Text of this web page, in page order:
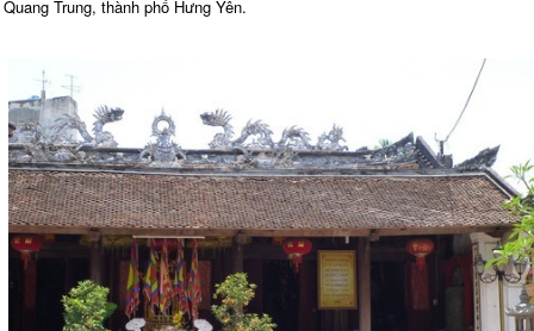
Quang Trung, thành phố Hưng Yên.